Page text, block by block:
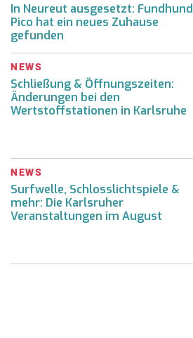
In Neureut ausgesetzt: Fundhund
Pico hat ein neues Zuhause
gefunden
NEWS
Schließung & Öffnungszeiten:
Änderungen bei den
Wertstoffstationen in Karlsruhe
NEWS
Surfwelle, Schlosslichtspiele &
mehr: Die Karlsruher
Veranstaltungen im August